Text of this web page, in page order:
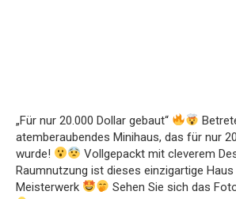
„Für nur 20.000 Dollar gebaut“
atemberaubendes Minihaus, das für nur
wurde!
Vollgepackt mit cleverem
Raumnutzung ist dieses einzigartige Haus
Meisterwerk
Sehen Sie sich das